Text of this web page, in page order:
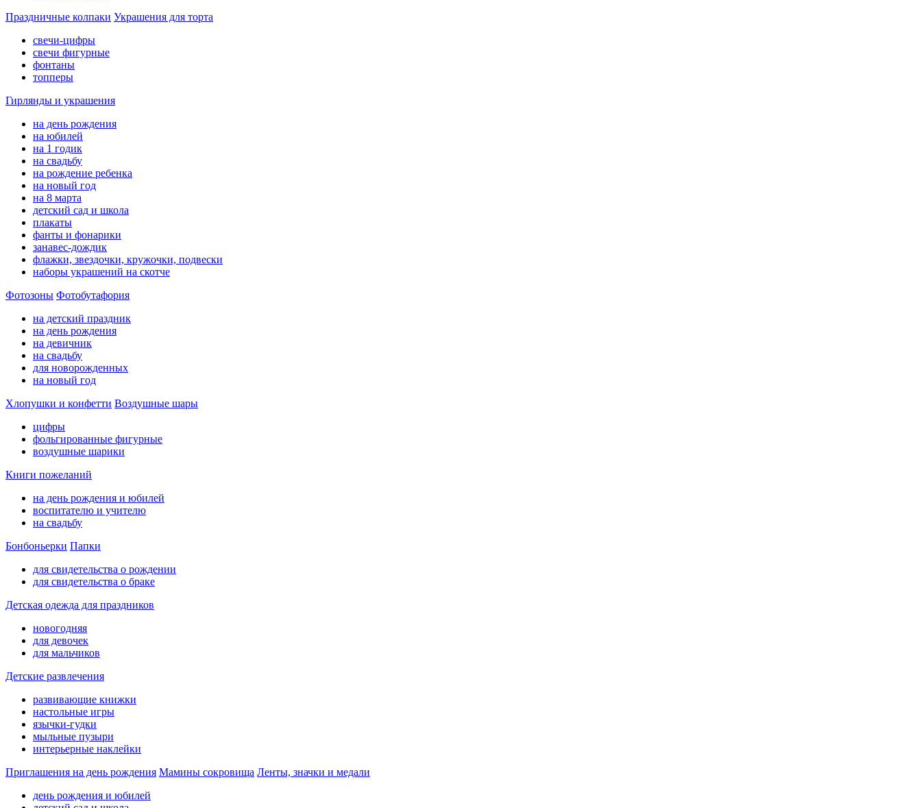
Праздничные колпаки Украшения для торта
свечи-цифры
свечи фигурные
фонтаны
топперы
Гирлянды и украшения
на день рождения
на юбилей
на 1 годик
на свадьбу
на рождение ребенка
на новый год
на 8 марта
детский сад и школа
плакаты
фанты и фонарики
занавес-дождик
флажки, звездочки, кружочки, подвески
наборы украшений на скотче
Фотозоны Фотобутафория
на детский праздник
на день рождения
на девичник
на свадьбу
для новорожденных
на новый год
Хлопушки и конфетти Воздушные шары
цифры
фольгированные фигурные
воздушные шарики
Книги пожеланий
на день рождения и юбилей
воспитателю и учителю
на свадьбу
Бонбоньерки Папки
для свидетельства о рождении
для свидетельства о браке
Детская одежда для праздников
новогодняя
для девочек
для мальчиков
Детские развлечения
развивающие книжки
настольные игры
язычки-гудки
мыльные пузыри
интерьерные наклейки
Приглашения на день рождения Мамины сокровища Ленты, значки и медали
день рождения и юбилей